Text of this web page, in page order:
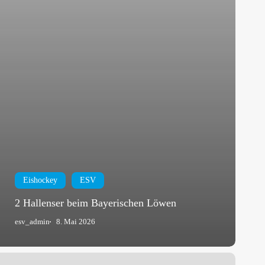
Eishockey ESV
2 Hallenser beim Bayerischen Löwen
esv_admin 8. Mai 2026